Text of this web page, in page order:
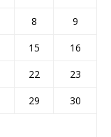
8
9
15
16
22
23
29
30